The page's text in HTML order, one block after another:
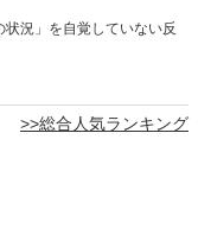
状況」を自覚していない反
>>総合人気ランキング